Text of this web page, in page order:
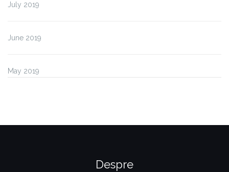
July 2019
June 2019
May 2019
Despre